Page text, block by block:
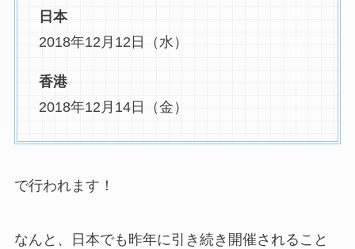
日本
2018年12月12日（水）
香港
2018年12月14日（金）
で行われます！
なんと、日本でも昨年に引き続き開催されること